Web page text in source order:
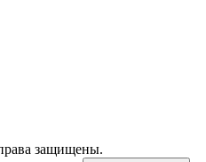
защищены.